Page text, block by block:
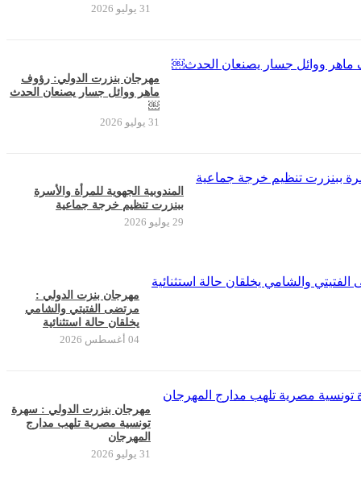
31 يوليو 2026
مهرجان بنزرت الدولي: رؤوف
ماهر ووائل جسار يصنعان الحدث
￼
31 يوليو 2026
المندوبية الجهوية للمرأة والأسرة
ببنزرت تنظيم خرجة جماعية
29 يوليو 2026
مهرجان بنزت الدولي :
مرتضى الفتيتي والشامي
يخلقان حالة استثنائية
04 أغسطس 2026
مهرجان بنزرت الدولي : سهرة
تونسية مصرية تلهب مدارج
المهرجان
31 يوليو 2026